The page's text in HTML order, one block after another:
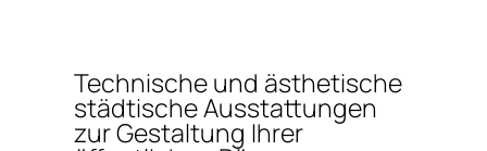
Technische und ästhetische
städtische Ausstattungen
zur Gestaltung Ihrer